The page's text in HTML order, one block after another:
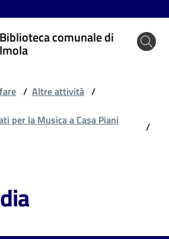
Biblioteca comunale di
Imola
/ Altre attività /
per la Musica a Casa Piani
/